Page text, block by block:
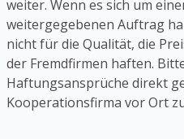
weiter. Wenn es sich um
weitergegebenen Auftrag
nicht für die Qualität, die
der Fremdfirmen haften.
Haftungsansprüche direkt
Kooperationsfirma vor Ort